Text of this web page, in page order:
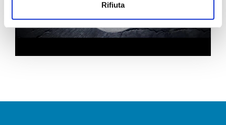
Rifiuta